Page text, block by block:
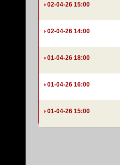
02-04-26 15:00
02-04-26 14:00
01-04-26 18:00
01-04-26 16:00
01-04-26 15:00